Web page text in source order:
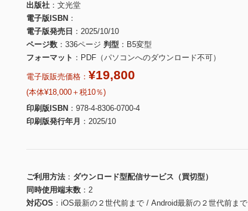
出版社
文光堂
電子版ISBN
電子版発売日
2025/10/10
ページ数
336ページ 判型
B5変型
フォーマット
PDF（パソコンへのダウンロード不可）
電子版販売価格： ¥19,800
(本体¥18,000＋税10％)
印刷版ISBN
978-4-8306-0700-4
印刷版発行年月
2025/10
ご利用方法
ダウンロード型配信サービス（買切型）
同時使用端末数
2
対応OS
iOS最新の２世代前まで / Android最新の２世代前まで